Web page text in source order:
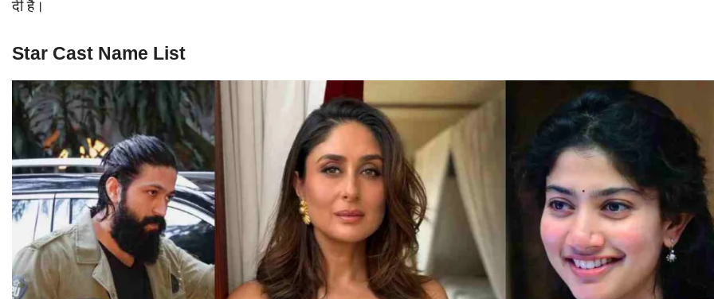
दी है।
Star Cast Name List